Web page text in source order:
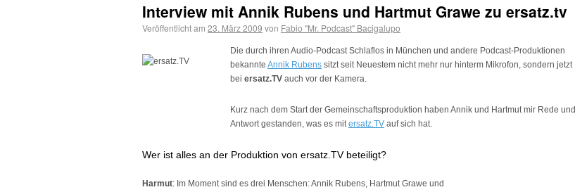
Interview mit Annik Rubens und Hartmut Grawe zu ersatz.tv
Veröffentlicht am 23. März 2009 von Fabio "Mr. Podcast" Bacigalupo
Die durch ihren Audio-Podcast Schlaflos in München und andere Podcast-Produktionen
bekannte Annik Rubens sitzt seit Neuestem nicht mehr nur hinterm Mikrofon, sondern jetzt
bei ersatz.TV auch vor der Kamera.
Kurz nach dem Start der Gemeinschaftsproduktion haben Annik und Hartmut mir Rede und
Antwort gestanden, was es mitersatz.TV auf sich hat.
Wer ist alles an der Produktion von ersatz.TV beteiligt?
Harmut: Im Moment sind es drei Menschen: Annik Rubens, Hartmut Grawe und